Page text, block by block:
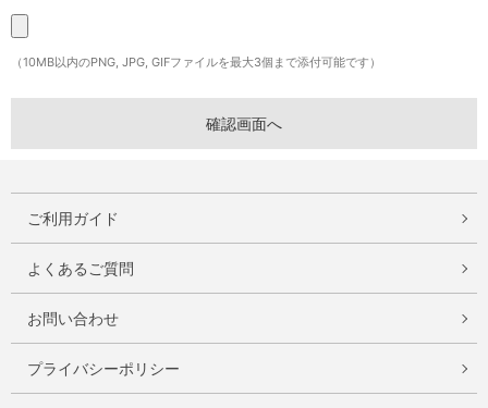
（10MB以内のPNG, JPG, GIFファイルを最大3個まで添付可能です）
ご利用ガイド
よくあるご質問
お問い合わせ
プライバシーポリシー